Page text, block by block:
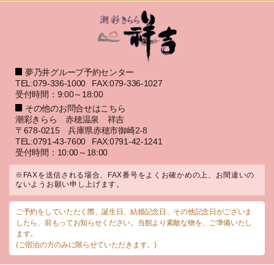
夢乃井グループ予約センター
TEL:079-336-1000
FAX:079-336-1027
受付時間：9:00～18:00
その他のお問合せはこちら
潮彩きらら 赤穂温泉 祥吉
〒678-0215 兵庫県赤穂市御崎2-8
TEL:0791-43-7600
FAX:0791-42-1241
受付時間：10:00～18:00
※FAXを送信される場合、FAX番号をよくお確かめの上、お間違いの
ないようお願い申し上げます。
ご予約をしていただく際、誕生日、結婚記念日、その他記念日がございま
したら、前もってお知らせください。当館より素敵な物を、ご準備いたし
ます。
(ご宿泊の方のみに限らせていただきます。)